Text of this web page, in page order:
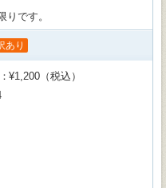
りです。
あり
¥1,200（税込）